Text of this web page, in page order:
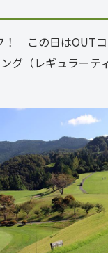
！　この日はOUT
グ（レギュラーテ